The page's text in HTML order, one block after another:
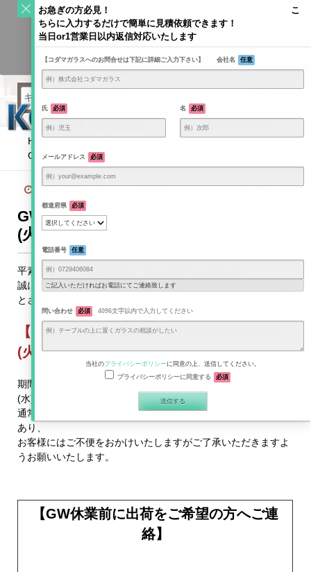
KODAMAGLASS公式ブログ | ガラス情報発信メディア
Home / お知らせ
/
GW休業のお知らせ＜2025年4月29日(火)～5月6日(火)＞
記事一覧
2025年4月1日 お知らせ
GW休業のお知らせ＜2025年4月29日
(火)～5月6日(火)＞
平素は格別のご愛顧賜わり、厚くお礼申し上げます。
誠に勝手ながら、弊社では下記日程をゴールデンウィーク休業
とさせていただきます。
【休業期間】2025年4月29日(火)～5月6日
(火)
期間中にいただきましたお問い合わせにつきましては、5月7日
(水)より順次対応させていただきます。
通常より納期がかかる場合やご返答にお時間をいただく場合も
あり、
お客様にはご不便をおかけいたしますがご了承いただきますよ
うお願いいたします。
【GW休業前に出荷をご希望の方へご連
絡】
お急ぎの方必見！ こ
ちらに入力するだけで簡単に見積依頼できます！
当日or1営業日以内返信対応いたします
【コダマガラスへのお問合せは下記に詳細ご入力下さい】 会社名 任意
氏 必須 名 必須
メールアドレス 必須
都道府県 必須
電話番号 任意
ご記入いただければお電話にてご連絡致します
問い合わせ 必須 4096文字以内で入力してください
当社のプライバシーポリシーに同意の上、送信してください。
プライバシーポリシーに同意する
必須